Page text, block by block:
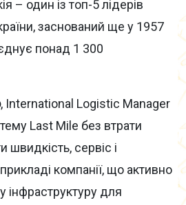
– один із топ-5 лідерів
заснований ще у 1957
понад 1 300
, International Logistic Manager
Last Mile без втрати
сервіс і
компанії, що активно
інфраструктуру для